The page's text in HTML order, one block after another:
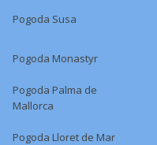
Pogoda Susa
Pogoda Monastyr
Pogoda Palma de
Mallorca
Pogoda Lloret de Mar